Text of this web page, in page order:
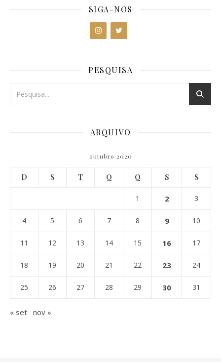
SIGA-NOS
PESQUISA
ARQUIVO
outubro 2020
D S T Q Q S S
1 2 3
4 5 6 7 8 9 10
11 12 13 14 15 16 17
18 19 20 21 22 23 24
25 26 27 28 29 30 31
« set nov »